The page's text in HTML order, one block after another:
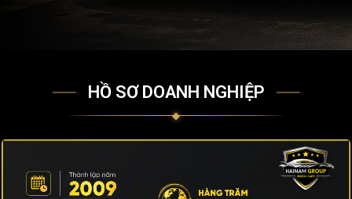
HỒ SƠ DOANH NGHIỆP